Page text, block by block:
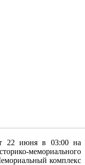
22 июня в 03:00 на
мемориального
комплекс